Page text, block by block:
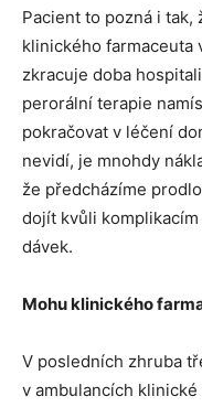
Pacient to pozná i
klinického farmaceuta
zkracuje doba
perorální terapie
pokračovat v léčení
nevidí, je mnohdy
že předcházíme
dojít kvůli
dávek.
Mohu klinického
V posledních zhruba
v ambulancích